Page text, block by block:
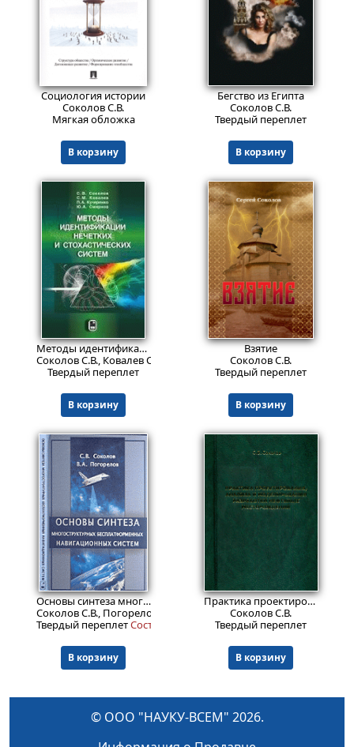
Пред.заказ!
Социология истории
Соколов С.В.
Мягкая обложка
В корзину
₽
Бегство из Египта
Соколов С.В.
Твердый переплет
В корзину
Пред.заказ!
Методы идентификации нечетких и стохастических систем
Соколов С.В., Ковалев С.М., Кучеренко П.А., Смирнов Ю.А.
Твердый переплет
В корзину
739₽
Взятие
Соколов С.В.
Твердый переплет
В корзину
3999₽
Основы синтеза многоструктурных бесплатформенных навигационных систем
Соколов С.В., Погорелов В.А.
Твердый переплетСостояние: 5-.
В корзину
Пред.заказ!
Практика проектирования, анализа и моделирования разработки нефтяных месторождений
Соколов С.В.
Твердый переплет
В корзину
© ООО "НАУКУ-ВСЕМ" 2026.